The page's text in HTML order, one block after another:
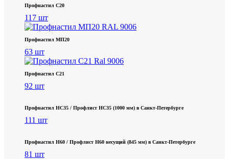
Профнастил С20
117 шт
Профнастил МП20
63 шт
Профнастил С21
92 шт
Профнастил НС35 / Профлист НС35 (1000 мм) в Санкт‑Петербурге
111 шт
Профнастил Н60 / Профлист Н60 несущий (845 мм) в Санкт-Петербурге
81 шт